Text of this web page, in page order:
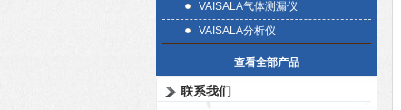
VAISALA气体测漏仪
VAISALA分析仪
查看全部产品
联系我们